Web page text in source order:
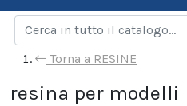
Torna a RESINE
resina per modelli